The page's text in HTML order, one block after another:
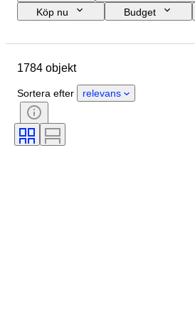
Köp nu
Budget
Skick
Teknik
Språk
Objektivmontering
Typ av videobandspelare
Typ av teleskop
1784 objekt
Sortera efter relevans